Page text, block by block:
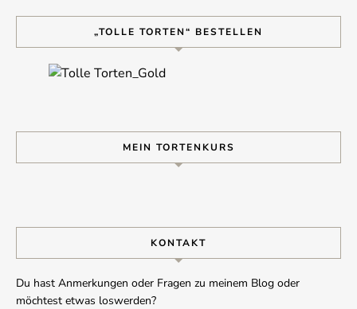
„TOLLE TORTEN“ BESTELLEN
MEIN TORTENKURS
KONTAKT
Du hast Anmerkungen oder Fragen zu meinem Blog oder
möchtest etwas loswerden?